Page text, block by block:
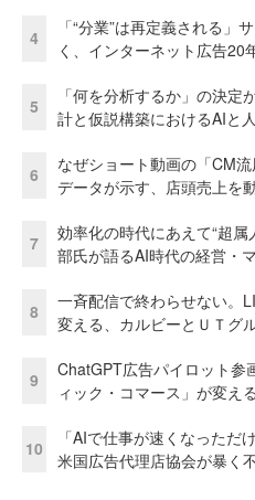
4
「“分業”は再定義される」
く、インターネット広告20
5
「何を分析するか」の決定
計と仮説構築におけるAIと
6
なぜショート動画の「CM
データが示す、店頭売上を
7
効率化の時代にあえて“超
部氏が語るAI時代の経営・
8
一斉配信で終わらせない。
変える、カルビーとＵＴグ
9
ChatGPT広告パイロット
ィック・コマース」が変え
10
「AIで仕事が速くなった
米国広告代理店協会が暴く